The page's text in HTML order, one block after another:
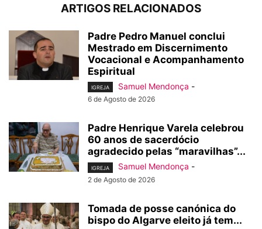
ARTIGOS RELACIONADOS
Padre Pedro Manuel conclui
Mestrado em Discernimento
Vocacional e Acompanhamento
Espiritual
IGREJA Samuel Mendonça -
6 de Agosto de 2026
Padre Henrique Varela celebrou
60 anos de sacerdócio
agradecido pelas “maravilhas”...
IGREJA Samuel Mendonça -
2 de Agosto de 2026
Tomada de posse canónica do
bispo do Algarve eleito já tem...